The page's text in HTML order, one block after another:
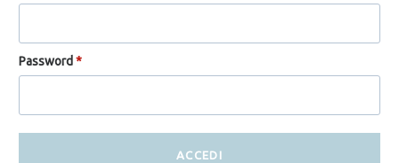
Password *
ACCEDI